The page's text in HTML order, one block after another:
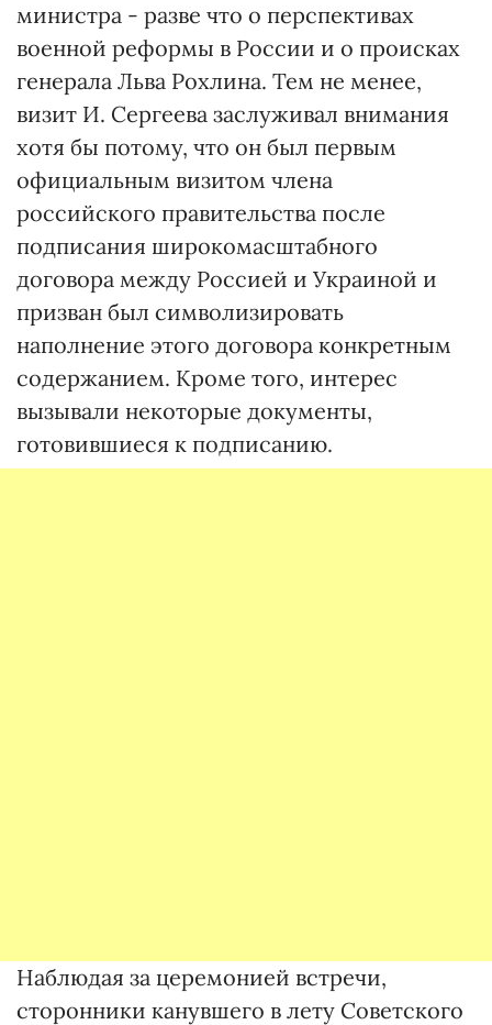
министра - разве что о перспективах
военной реформы в России и о происках
генерала Льва Рохлина. Тем не менее,
визит И. Сергеева заслуживал внимания
хотя бы потому, что он был первым
официальным визитом члена
российского правительства после
подписания широкомасштабного
договора между Россией и Украиной и
призван был символизировать
наполнение этого договора конкретным
содержанием. Кроме того, интерес
вызывали некоторые документы,
готовившиеся к подписанию.
Наблюдая за церемонией встречи,
сторонники канувшего в лету Советского